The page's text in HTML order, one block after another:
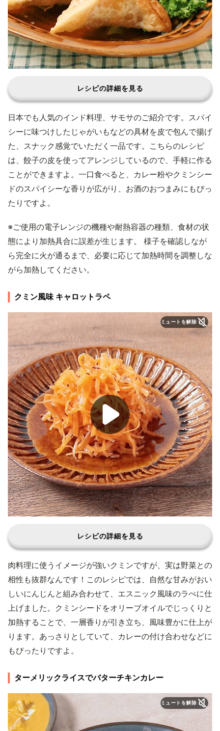
レシピの詳細を見る
日本でも人気のインド料理、サモサのご紹介です。スパイ
シーに味つけしたじゃがいもなどの具材を皮で包んで揚げ
た、スナック感覚でいただく一品です。こちらのレシピ
は、餃子の皮を使ってアレンジしているので、手軽に作る
ことができますよ。一口食べると、カレー粉やクミンシー
ドのスパイシーな香りが広がり、お酒のおつまみにもぴっ
たりですよ。
※ご使用の電子レンジの機種や耐熱容器の種類、食材の状
態により加熱具合に誤差が生じます。 様子を確認しなが
ら完全に火が通るまで、必要に応じて加熱時間を調整しな
がら加熱してください。
クミン風味 キャロットラペ
ミュートを解除
レシピの詳細を見る
肉料理に使うイメージが強いクミンですが、実は野菜との
相性も抜群なんです！このレシピでは、自然な甘みがおい
しいにんじんと組み合わせて、エスニック風味のラぺに仕
上げました。クミンシードをオリーブオイルでじっくりと
加熱することで、一層香りが引き立ち、風味豊かに仕上が
ります。あっさりとしていて、カレーの付け合わせなどに
もぴったりですよ。
ターメリックライスでバターチキンカレー
ミュートを解除